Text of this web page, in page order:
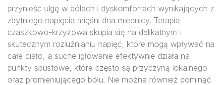
przynieść ulgę w bólach i dyskomfortach wynikających z
zbytniego napięcia mięśni dna miednicy. Terapia
czaszkowo-krzyżowa skupia się na delikatnym i
skutecznym rozluźnianiu napięć, które mogą wpływać na
całe ciało, a suche igłowanie efektywnie działa na
punkty spustowe, które często są przyczyną lokalnego
oraz promieniującego bólu. Nie można również pominąć